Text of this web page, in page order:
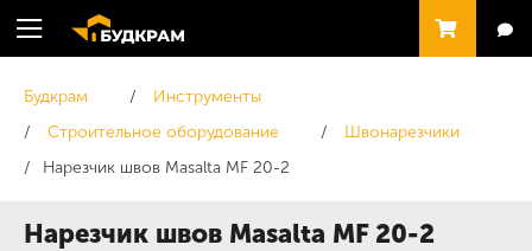
Будкрам
Инструменты
Строительное оборудование
Швонарезчики
Нарезчик швов Masalta MF 20-2
Нарезчик швов Masalta MF 20-2